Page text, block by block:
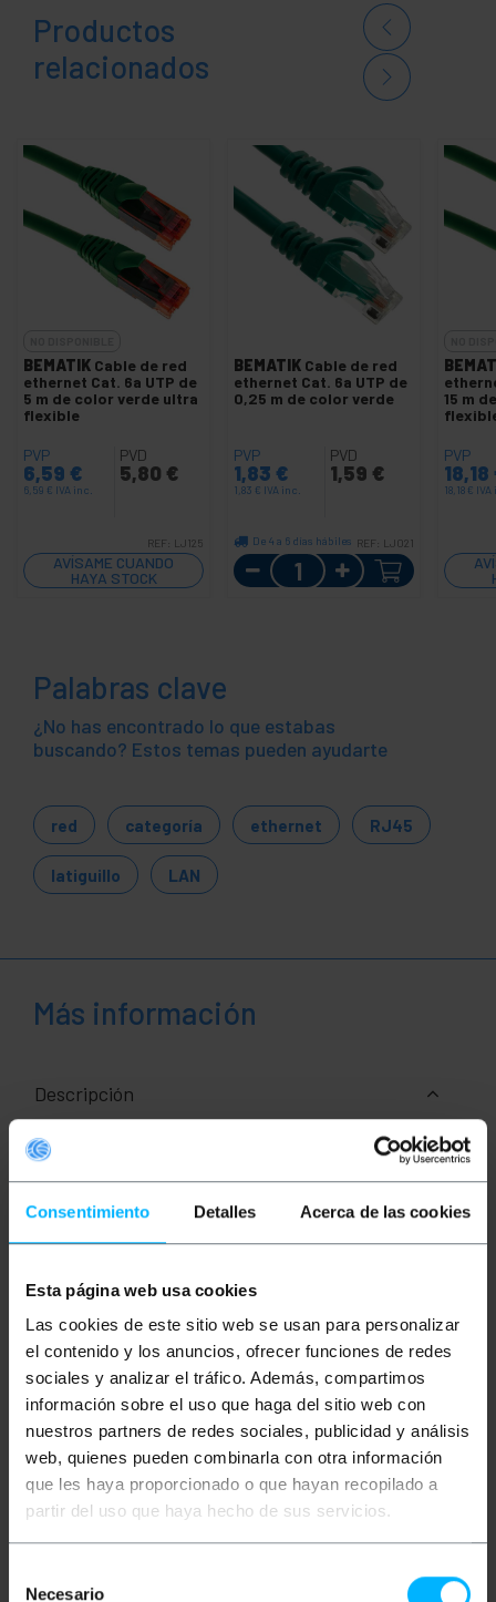
Consentimiento Detalles Acerca de las cookies
Esta página web usa cookies
Las cookies de este sitio web se usan para personalizar
el contenido y los anuncios, ofrecer funciones de redes
sociales y analizar el tráfico. Además, compartimos
información sobre el uso que haga del sitio web con
nuestros partners de redes sociales, publicidad y análisis
web, quienes pueden combinarla con otra información
que les haya proporcionado o que hayan recopilado a
partir del uso que haya hecho de sus servicios.
Necesario
Productos
relacionados
BEMATIK Cable de red
ethernet Cat. 6a UTP de
5 m de color verde ultra
flexible
PVP
6,59 €
6,59 € IVA inc.
PVD
5,80 €
REF: LJ125
AVÍSAME CUANDO
HAYA STOCK
BEMATIK Cable de red
ethernet Cat. 6a UTP de
0,25 m de color verde
PVP
1,83 €
1,83 € IVA inc.
PVD
1,59 €
De 4 a 6 días hábiles REF: LJ021
Cantidad
15 m
PVP
18,18
18,18 €
Palabras clave
¿No has encontrado lo que estabas
buscando? Estos temas pueden ayudarte
red categoría ethernet RJ45
latiguillo LAN
Más información
Descripción
Cable de red ethernet RJ45 de categoría 6a UTP
(Cat.6a) de 2 m y de color verde ultra flexible que
manera estandarizada. Está montado con una
cubierta de PVC que actúa como aislante. Ideal para
que dispongan de conexión ethernet tales como,
puntos de acceso, servidores, discos duros en
formato NAS y electrónica de red como router,
switch, módems consolas, dispositivos PoE
(Power Over Ethernet), centro de datos y cualquier
dispositivo que requiera conexión a internet
mediante banda ancha. También pueden ser
utilizados para la transmisión de vídeo junto con
kits transmisores de vídeo especiales. Diseño con
pares trenzados con el objetivo de reducir al
máximo las interferencias eléctricas y acorde a la
normativa mas exigente. .
Cable de red ethernet RJ45 de categoría 6a